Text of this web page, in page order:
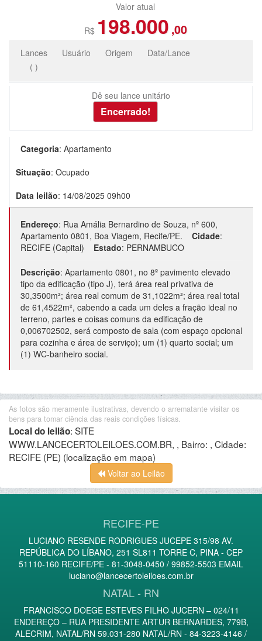
Valor atual
R$ 198.000 ,00
Lances
( )
Usuário Origem Data/Lance
Dê seu lance unitário
Categoria: Apartamento
Situação: Ocupado
Data leilão: 14/08/2025 09h00
Endereço: Rua Amália Bernardino de Souza, nº 600,
Apartamento 0801, Boa Viagem, Recife/PE.
Cidade:
RECIFE (Capital)
Estado: PERNAMBUCO
Descrição: Apartamento 0801, no 8º pavimento elevado
tipo da edificação (tipo J), terá área real privativa de
30,3500m²; área real comum de 31,1022m²; área real total
de 61,4522m², cabendo a cada um deles a fração ideal no
terreno, partes e coisas comuns da edificação de
0,006702502, será composto de sala (com espaço opcional
para cozinha e área de serviço); um (1) quarto social; um
(1) WC-banheiro social.
As fotos são meramente ilustrativas, devendo o arrematante visitar os
bens para tomar ciência das reais condições físicas.
Local do leilão: SITE
WWW.LANCECERTOLEILOES.COM.BR, , Bairro: , Cidade:
RECIFE (PE) (localização em mapa)
Voltar ao Leilão
RECIFE-PE
LUCIANO RESENDE RODRIGUES JUCEPE 315/98 AV.
REPÚBLICA DO LÍBANO, 251 SL811 TORRE C, PINA - CEP
51110-160 RECIFE/PE - 81-3048-0450 / 99852-5503 EMAIL
luciano@lancecertoleiloes.com.br
NATAL - RN
FRANCISCO DOEGE ESTEVES FILHO JUCERN – 024/11
ENDEREÇO – RUA PRESIDENTE ARTUR BERNARDES, 779B,
ALECRIM, NATAL/RN 59.031-280 NATAL/RN - 84-3223-4146 /